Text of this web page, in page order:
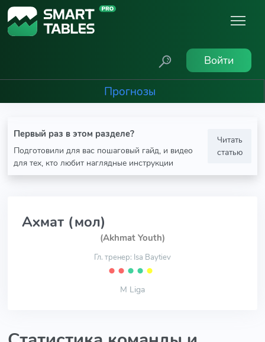
Войти
Прогнозы
Первый раз в этом разделе?
Подготовили для вас пошаговый гайд, и видео
для тех, кто любит наглядные инструкции
Читать
статью
Ахмат (мол)
(Akhmat Youth)
Гл. тренер: Isa Baytiev
⬤ ⬤ ⬤ ⬤ ⬤
M Liga